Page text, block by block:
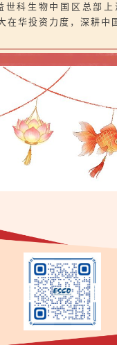
世科生物中国区总部上
在华投资力度，深耕中